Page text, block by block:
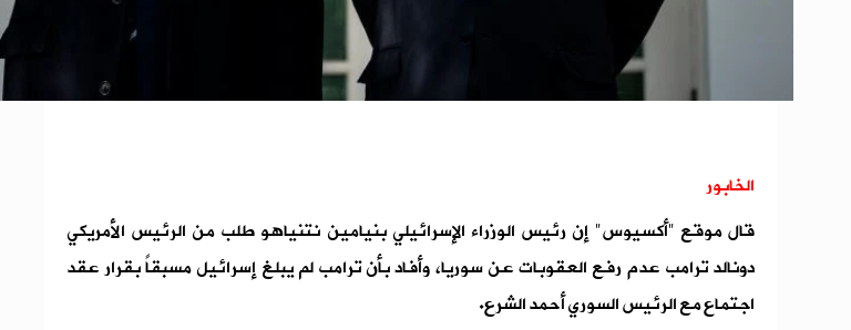
الخابور
قال موقع "أكسيوس" إن رئيس الوزراء الإسرائيلي بنيامين نتنياهو طلب من الرئيس الأمريكي
دونالد ترامب عدم رفع العقوبات عن سوريا، وأفاد بأن ترامب لم يبلغ إسرائيل مسبقاً بقرار عقد
اجتماع مع الرئيس السوري أحمد الشرع.